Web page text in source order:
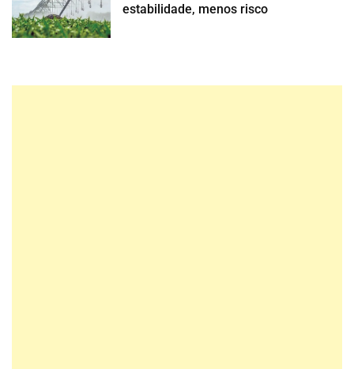
estabilidade, menos risco